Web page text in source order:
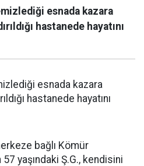
esnada kazara
hastanede hayatını
esnada kazara
hastanede hayatını
bağlı Kömür
yaşındaki Ş.G., kendisini